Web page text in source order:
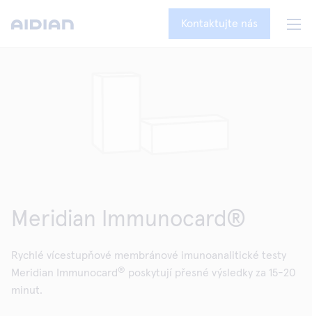
Kontaktujte nás
Meridian Immunocard®
Rychlé vícestupňové membránové imunoanalitické testy
Meridian Immunocard ® poskytují přesné výsledky za 15-20
minut.